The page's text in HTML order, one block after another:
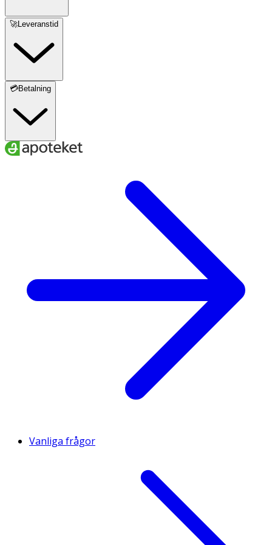
Innehåll
Metylsulfonylmetan (OptiMSM™), Guérande-havssalt, L-
glycin, kalium (kaliumglukonat, kaliumbikarbonat),
magnesium (magnesiummalat), C-vitamin
(kalciumaskorbat)
🚀Leveranstid
💳Betalning
Vanliga frågor